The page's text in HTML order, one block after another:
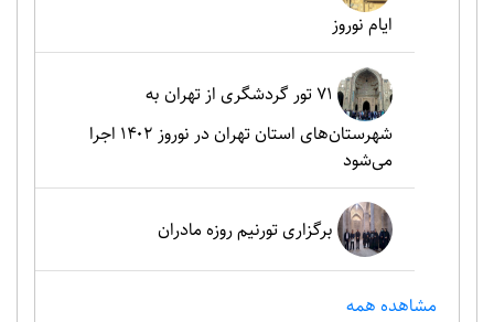
ایام نوروز
۷۱ تور گردشگری از تهران به
شهرستان‌های استان تهران در نوروز ۱۴۰۲ اجرا
می‌شود
برگزاری تورنیم روزه مادران
مشاهده همه